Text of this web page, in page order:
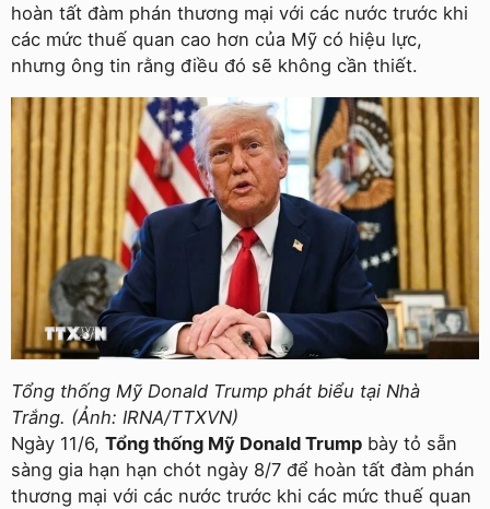
hoàn tất đàm phán thương mại với các nước trước khi
các mức thuế quan cao hơn của Mỹ có hiệu lực,
nhưng ông tin rằng điều đó sẽ không cần thiết.
Tổng thống Mỹ Donald Trump phát biểu tại Nhà
Trắng. (Ảnh: IRNA/TTXVN)
Ngày 11/6, Tổng thống Mỹ Donald Trump bày tỏ sẵn
sàng gia hạn hạn chót ngày 8/7 để hoàn tất đàm phán
thương mại với các nước trước khi các mức thuế quan